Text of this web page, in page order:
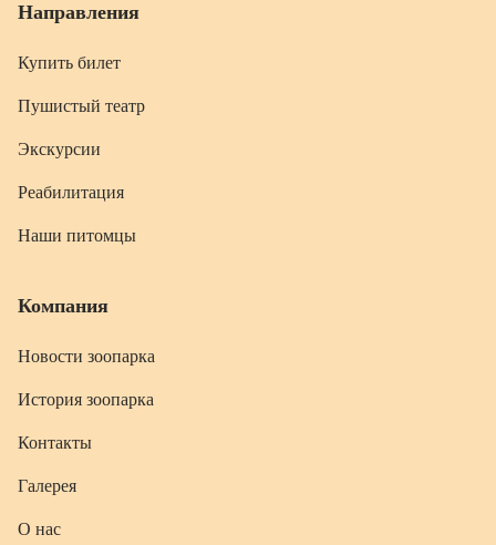
Направления
Купить билет
Пушистый театр
Экскурсии
Реабилитация
Наши питомцы
Компания
Новости зоопарка
История зоопарка
Контакты
Галерея
О нас